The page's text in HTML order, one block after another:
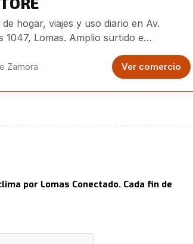
hogar, viajes y uso diario en Av.
1047, Lomas. Amplio surtido e
Zamora Ver comercio
por Lomas Conectado. Cada fin de